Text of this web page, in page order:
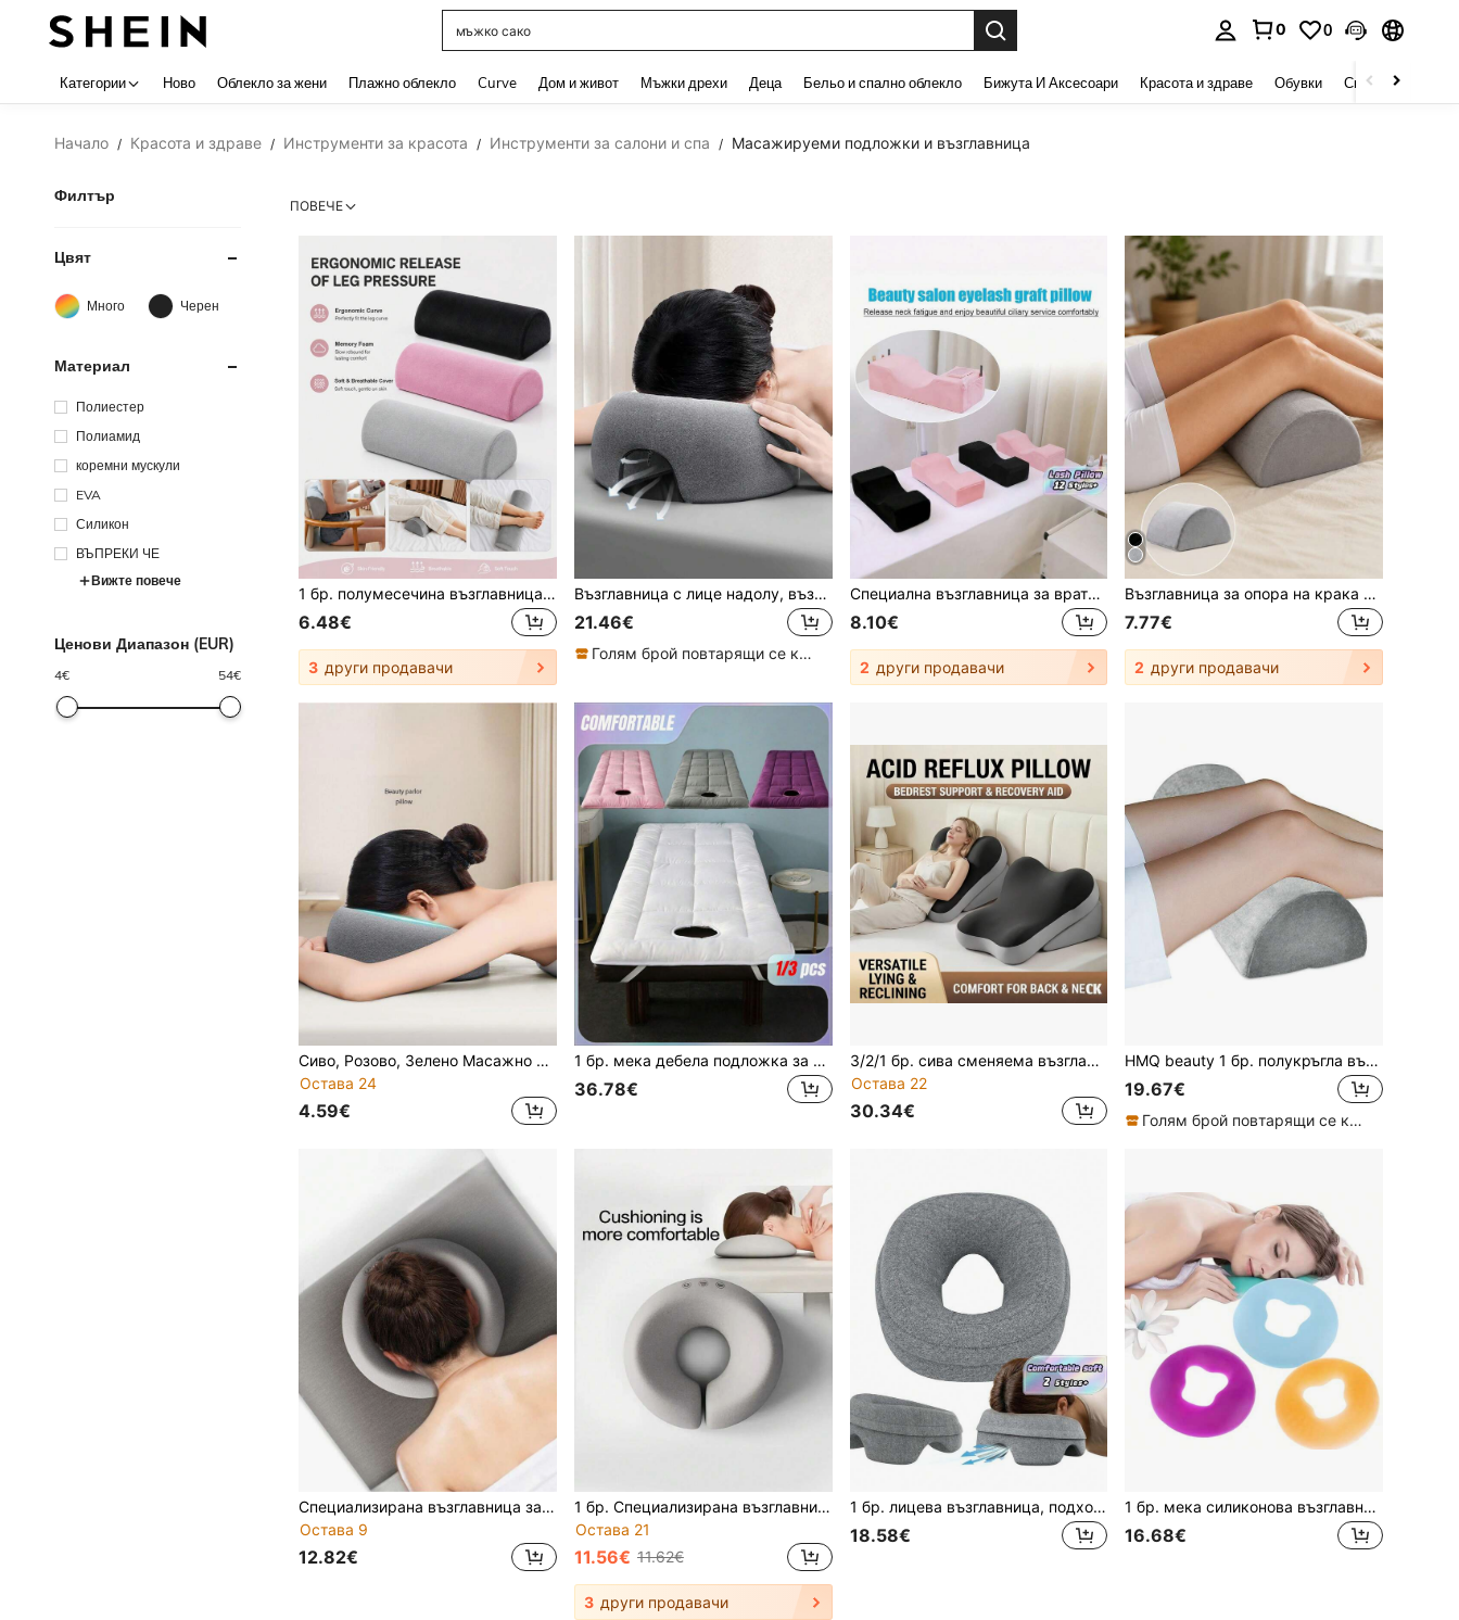
мъжко бельо памук
0 0
Категории Ново Облекло за жени Плажно облекло Curve Дом и живот Мъжки дрехи Деца Бельо и спално облекло Бижута И Аксесоари Красота и здраве Обувки Спорт И На
Начало / Красота и здраве / Инструменти за красота / Инструменти за салони и спа / Масажируеми подложки и възглавница
Филтър
Цвят
Много Черен
Материал
Полиестер
Полиамид
коремни мускули
EVA
Силикон
ВЪПРЕКИ ЧЕ
Вижте повече
Ценови Диапазон (EUR)
4€ 54€
ПОВЕЧЕ
1 бр. полумесечина възглавница за крака от мемори пяна, регулируема подложка за подкрепа на колене и глезени, клиновидна възглавница за странично спане, подходяща за комфортна подкрепа на гръб, бедра и крака, идеална за почивка по време на бременност, диван, офис дрямка и пътуване, подходяща като подарък за майки, медицински сестри, възрастни хора, атлети и бегачи
6.48€
3 други продавачи
Възглавница с лице надолу, възглавница за бюро, възглавница за дрямка по корем, комфортна почивка от мемори пяна, ергономична домашна масажна облегалка за глава за салон за красота
21.46€
Голям брой повтарящи се клиенти
Специална възглавница за врата за салони за красота с мигли – Удобна кадифена възглавница от мемори пяна за защита на врата по време на процедури за лепене на мигли и грим.
8.10€
2 други продавачи
Възглавница за опора на крака в полумесечина и възглавница за подкрепа на врата, ергономична ортопедична възглавница от мемори пяна с подвижна и мимаща се калъфка, възглавница за повдигане на краката при странично спане, подходяща за салони за красота, спа центрове и дома, идеална за масажни терапевти, собственици на спа и хора, спящи настрани
7.77€
2 други продавачи
Сиво, Розово, Зелено Масажно легло от мемори пяна, Възглавница, Масажна възглавница, Възглавница с лице надолу, Облегалка за глава, Възглавница за сън с лице надолу, Опора за лице, Сваляща се калъфка за възглавница, Подходящо за салон, У дома, Дрямка, Коледен подарък
Остава 24
4.59€
1 бр. мека дебела подложка за спа масажна маса и комплект поставка за лице - удобен калъф за лице с дупки
36.78€
3/2/1 бр. сива сменяема възглавница с подложка, премиум пълнеж от полиуретан, възглавница за матрак от мемори пяна, за седене в леглото, регулируема опора за гърба, защита за врата и кръста, многофункционална подложка за издигане, за релакс и гейминг, ергономична възглавница за матрак
Остава 22
30.34€
HMQ beauty 1 бр. полукръгла възглавница за крака, контурна ергономична възглавница за врата от мемори пяна, калъф, който може да се пере, подходяща за хора, които спят настрани
19.67€
Голям брой повтарящи се клиенти
Специализирана възглавница за салон за красота, специална възглавница за масажно легло, U-образна възглавница, подложка за лице от мемори пяна, възглавница за дрямка в офиса/училище, възглавница за дома/пътуването. Коледен подарък. (Розово, сиво, синьо)
Остава 9
12.82€
1 бр. Специализирана възглавница за салон за красота, масажно легло, персонализирана U-образна възглавница, възглавница за лице от мемори пяна с ергономична опора за врата и лицето, подвижен дизайн с цип, подходяща за релаксация у дома, в спа центъра, в офиса
Остава 21
11.56€ 11.62€
3 други продавачи
1 бр. лицева възглавница, подходяща за масажна маса, легло, подглавник за масаж, коремна възглавница за сън, възстановяване след операция на очите
18.58€
1 бр. мека силиконова възглавница за релаксация на лице, спа салон, бежов мек калъф, тежест за релаксация на лице, салонна силиконова облегалка за глава, козметична силиконова възглавница с лице надолу, подходяща за офис, училище, домашен стол, удобна, еластична, научна опора за бедра и седалище, целодневен комфорт, перфектен подарък
16.68€